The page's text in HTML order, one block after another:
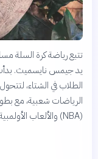
يد جيمس نايسميث.
الطلاب في الشتاء،
الرياضات شعبية، مع
(NBA) والألعاب الأولمبية.